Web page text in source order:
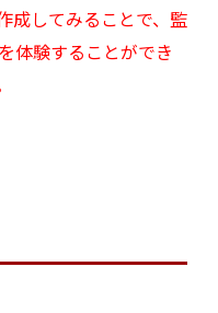
成してみることで、監
体験することができ